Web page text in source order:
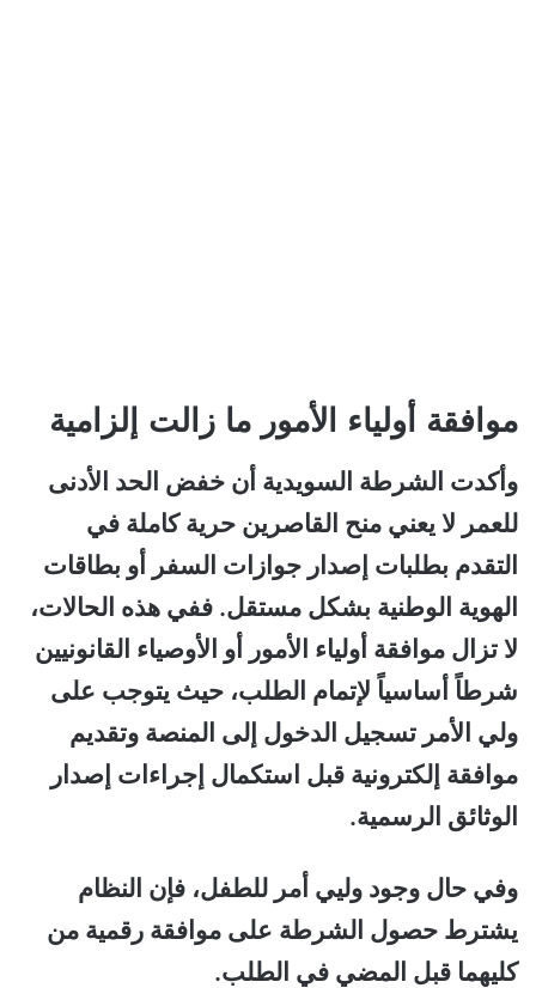
موافقة أولياء الأمور ما زالت إلزامية
وأكدت الشرطة السويدية أن خفض الحد الأدنى
للعمر لا يعني منح القاصرين حرية كاملة في
التقدم بطلبات إصدار جوازات السفر أو بطاقات
الهوية الوطنية بشكل مستقل. ففي هذه الحالات،
لا تزال موافقة أولياء الأمور أو الأوصياء القانونيين
شرطاً أساسياً لإتمام الطلب، حيث يتوجب على
ولي الأمر تسجيل الدخول إلى المنصة وتقديم
موافقة إلكترونية قبل استكمال إجراءات إصدار
الوثائق الرسمية.
وفي حال وجود وليي أمر للطفل، فإن النظام
يشترط حصول الشرطة على موافقة رقمية من
كليهما قبل المضي في الطلب.